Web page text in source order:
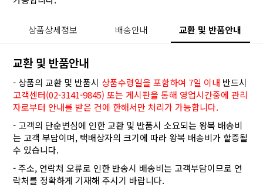
상품상세정보 배송안내 교환 및 반품안내
교환 및 반품안내
- 상품의 교환 및 반품시 상품수령일을 포함하여 7일 이내 반드시
고객센터(02-3141-9845) 또는 게시판을 통해 영업시간중에 관리
자로부터 안내를 받은 건에 한해서만 처리가 가능합니다.
- 고객의 단순변심에 인한 교환 및 반품시 소요되는 왕복 배송비
는 고객 부담이며, 택배상자의 크기에 따라 왕복 배송비가 할증될
수 있습니다.
- 주소, 연락처 오류로 인한 반송시 배송비는 고객부담이므로 연
락처를 정확하게 기재해 주시기 바랍니다.